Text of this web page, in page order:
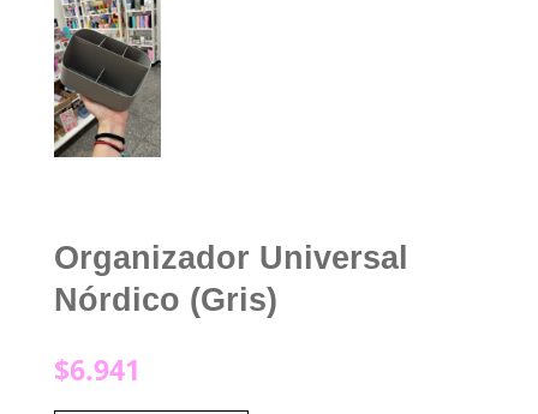
Organizador Universal
Nórdico (Gris)
$6.941